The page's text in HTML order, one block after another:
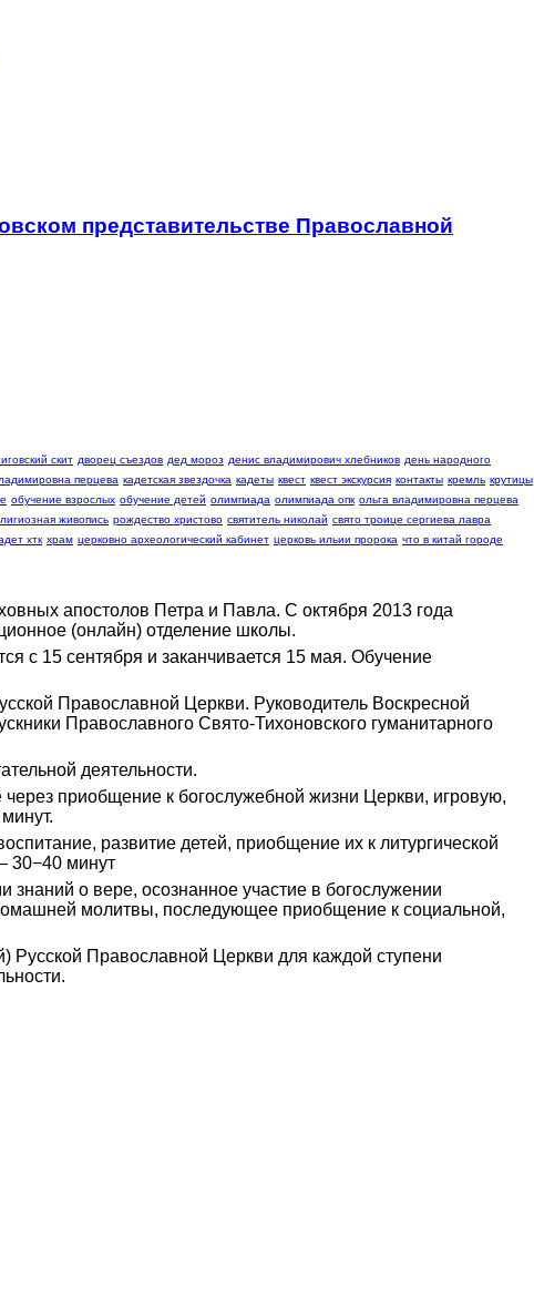
представительстве Православной
скит дворец съездов дед мороз денис владимирович хлебников день народного
перцева кадетская звездочка кадеты квест квест экскурсия контакты кремль крутицы
обучение взрослых обучение детей олимпиада олимпиада опк ольга владимировна перцева
живопись рождество христово святитель николай свято троице сергиева лавра
хтк храм церковно археологический кабинет церковь ильии пророка что в китай городе
апостолов Петра и Павла. С октября 2013 года
(онлайн) отделение школы.
с 15 сентября и заканчивается 15 мая. Обучение
Православной Церкви. Руководитель Воскресной
Православного Свято-Тихоновского гуманитарного
деятельности.
приобщение к богослужебной жизни Церкви, игровую,
развитие детей, приобщение их к литургической
30−40 минут
знаний o вере, осознанное участие в богослужении
молитвы, последующее приобщение к социальной,
Русской Православной Церкви для каждой ступени